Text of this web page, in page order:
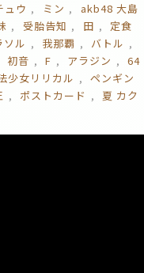
ュウ ミン
akb48 大島
受胎告知 田
定食
ソル 我那覇
バトル
初音 F アラジン
64
少女リリカル
ペンギン
ポストカード
夏 カク